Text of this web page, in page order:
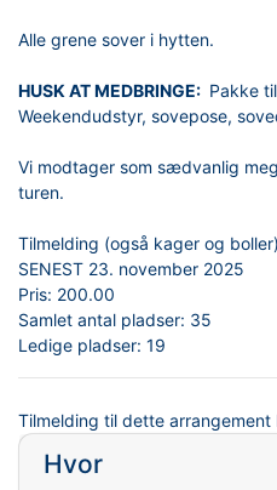
Alle grene sover i hytten.
HUSK AT MEDBRINGE: Pakke
Weekendudstyr, sovepose,
Vi modtager som sædvanlig
turen.
Tilmelding (også kager og
SENEST 23. november 2025
Pris: 200.00
Samlet antal pladser: 35
Ledige pladser: 19
Tilmelding til dette arrangement
Hvor